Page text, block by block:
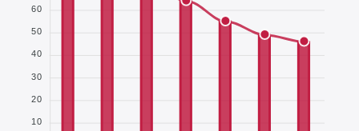
60
50
40
30
20
10